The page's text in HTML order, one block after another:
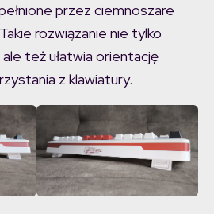
przez ciemnoszare
rozwiązanie nie tylko
też ułatwia orientację
z klawiatury.